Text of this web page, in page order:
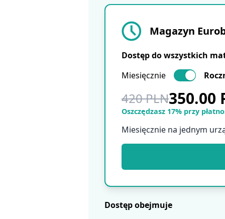
Magazyn
Dostęp do wszystkich
Miesięcznie
420 PLN350.00
Oszczędzasz 17% przy
Miesięcznie na jednym
Dostęp obejmuje